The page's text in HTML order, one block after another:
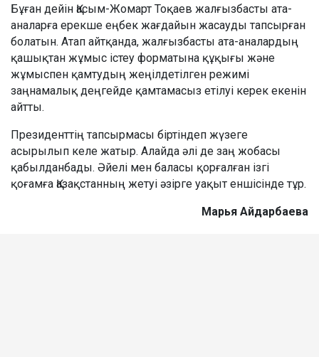
Бұған дейін Қасым-Жомарт Тоқаев жалғызбасты ата-
аналарға ерекше еңбек жағдайын жасауды тапсырған
болатын. Атап айтқанда, жалғызбасты ата-аналардың
қашықтан жұмыс істеу форматына құқығы және
жұмыспен қамтудың жеңілдетілген режимі
заңнамалық деңгейде қамтамасыз етілуі керек екенін
айтты.
Президенттің тапсырмасы біртіндеп жүзеге
асырылып келе жатыр. Алайда әлі де заң жобасы
қабылданбады. Әйелі мен баласы қорғалған ізгі
қоғамға Қазақстанның жетуі әзірге уақыт еншісінде тұр.
Марья Айдарбаева